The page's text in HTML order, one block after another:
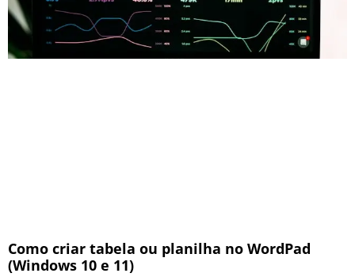
Como criar tabela ou planilha no WordPad
(Windows 10 e 11)